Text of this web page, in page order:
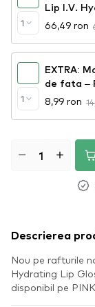
1
Lip I.V.
02 Hydra
66,49 ron
1
EXTRA:
de fata –
Mask
8,99 ron
Descrierea
Nou pe rafturile
Hydrating Lip
disponibil pe